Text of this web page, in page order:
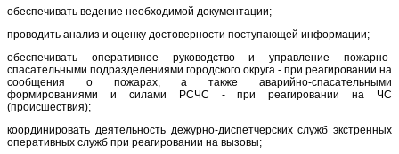
обеспечивать ведение необходимой документации;
проводить анализ и оценку достоверности поступающей информации;
обеспечивать оперативное руководство и управление пожарно-
спасательными подразделениями городского округа - при реагировании на
сообщения о пожарах, а также аварийно-спасательными
формированиями и силами РСЧС - при реагировании на ЧС
(происшествия);
координировать деятельность дежурно-диспетчерских служб экстренных
оперативных служб при реагировании на вызовы;